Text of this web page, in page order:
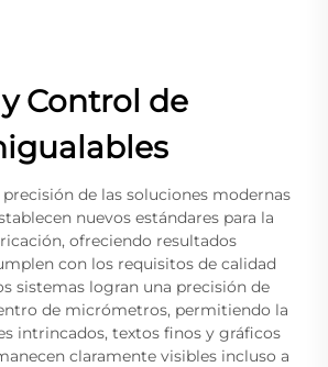
Control de
precisión de las soluciones modernas
nuevos estándares para la
ofreciendo resultados
con los requisitos de calidad
sistemas logran una precisión de
de micrómetros, permitiendo la
intrincados, textos finos y gráficos
claramente visibles incluso a